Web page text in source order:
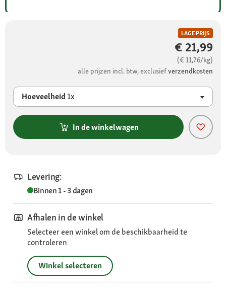
LAGE PRIJS
€ 21,99
(€ 11,76/kg)
alle prijzen incl. btw, exclusiefverzendkosten
Hoeveelheid 1x
In de winkelwagen
Levering:
Binnen 1 - 3 dagen
Afhalen in de winkel
Selecteer een winkel om de beschikbaarheid te
controleren
Winkel selecteren